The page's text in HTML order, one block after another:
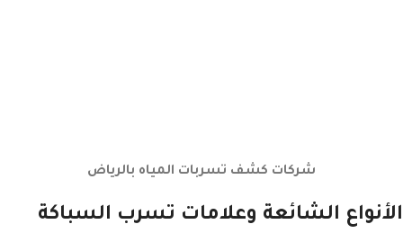
شركات كشف تسربات المياه بالرياض
الأنواع الشائعة وعلامات تسرب السباكة